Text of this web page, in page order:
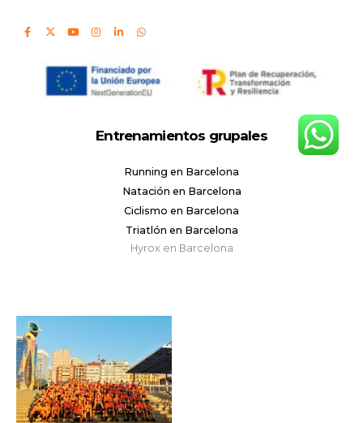
Entrenamientos grupales
Running en Barcelona
Natación en Barcelona
Ciclismo en Barcelona
Triatlón en Barcelona
Hyrox en Barcelona